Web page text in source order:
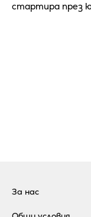
стартира през
За нас